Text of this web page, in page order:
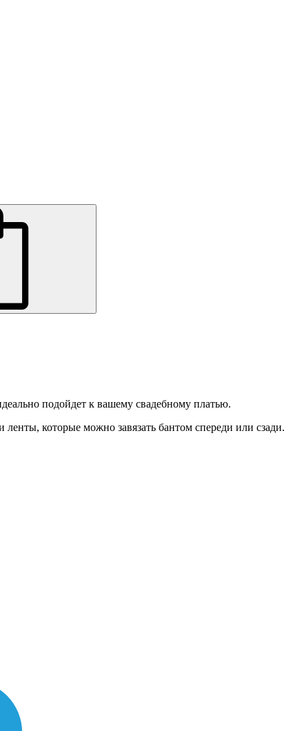
подойдет к вашему свадебному платью.
которые можно завязать бантом спереди или